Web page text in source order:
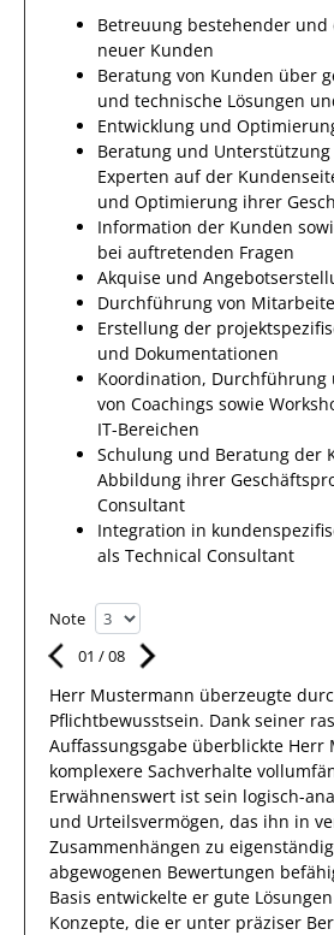
Betreuung bestehender und
neuer Kunden
Beratung von Kunden über
und technische Lösungen
Entwicklung und
Beratung und Unterstützung
Experten auf der
und Optimierung ihrer
Information der Kunden
bei auftretenden Fragen
Akquise und
Durchführung von
Erstellung der
und Dokumentationen
Koordination, Durchführung
von Coachings sowie
IT-Bereichen
Schulung und Beratung der
Abbildung ihrer
Consultant
Integration in
als Technical Consultant
Note
01 /08
Herr Mustermann überzeugte
Pflichtbewusstsein. Dank seiner
Auffassungsgabe überblickte Herr
komplexere Sachverhalte
Erwähnenswert ist sein logisch-
und Urteilsvermögen, das ihn in
Zusammenhängen zu
abgewogenen Bewertungen
Basis entwickelte er gute Lösungen
Konzepte, die er unter präziser